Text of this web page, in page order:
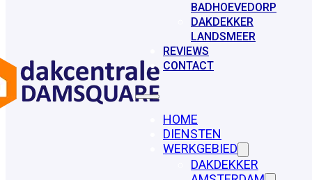
BADHOEVEDORP
DAKDEKKER
LANDSMEER
REVIEWS
CONTACT
HOME
DIENSTEN
WERKGEBIED
DAKDEKKER